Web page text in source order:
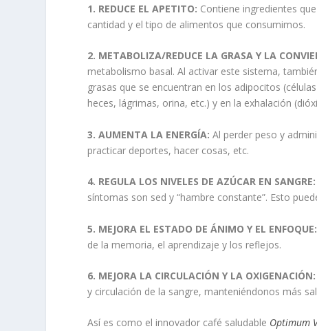
1. REDUCE EL APETITO: Contiene ingredientes
cantidad y el tipo de alimentos que consumimos.
2. METABOLIZA/REDUCE LA GRASA Y LA
metabolismo basal. Al activar este sistema,
grasas que se encuentran en los adipocitos
heces, lágrimas, orina, etc.) y en la exhalación
3. AUMENTA LA ENERGÍA: Al perder peso y
practicar deportes, hacer cosas, etc.
4. REGULA LOS NIVELES DE AZÚCAR EN SANGRE:
síntomas son sed y “hambre constante”. Esto
5. MEJORA EL ESTADO DE ÁNIMO Y EL ENFOQUE:
de la memoria, el aprendizaje y los reflejos.
6. MEJORA LA CIRCULACIÓN Y LA OXIGENACIÓN:
y circulación de la sangre, manteniéndonos más
Así es como el innovador café saludable Optimum